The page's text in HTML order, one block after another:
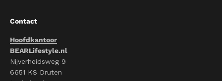
Contact
Hoofdkantoor
BEARLifestyle.nl
Nijverheidsweg 9
6651 KS Druten